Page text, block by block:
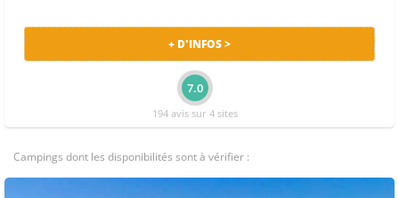
+ D'INFOS >
7.0
194 avis sur 4 sites
Campings dont les disponibilités sont à vérifier :